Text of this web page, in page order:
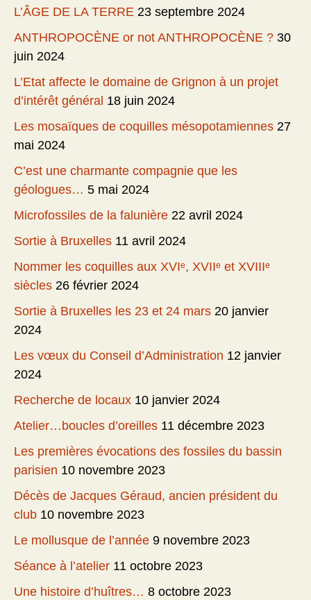
L’ÂGE DE LA TERRE 23 septembre 2024
ANTHROPOCÈNE or not ANTHROPOCÈNE ? 30
juin 2024
L’Etat affecte le domaine de Grignon à un projet
d’intérêt général 18 juin 2024
Les mosaïques de coquilles mésopotamiennes 27
mai 2024
C’est une charmante compagnie que les
géologues… 5 mai 2024
Microfossiles de la falunière 22 avril 2024
Sortie à Bruxelles 11 avril 2024
Nommer les coquilles aux XVIᵉ, XVIIᵉ et XVIIIᵉ
siècles 26 février 2024
Sortie à Bruxelles les 23 et 24 mars 20 janvier
2024
Les vœux du Conseil d’Administration 12 janvier
2024
Recherche de locaux 10 janvier 2024
Atelier…boucles d’oreilles 11 décembre 2023
Les premières évocations des fossiles du bassin
parisien 10 novembre 2023
Décès de Jacques Géraud, ancien président du
club 10 novembre 2023
Le mollusque de l’année 9 novembre 2023
Séance à l’atelier 11 octobre 2023
Une histoire d’huîtres… 8 octobre 2023